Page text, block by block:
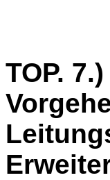
TOP.